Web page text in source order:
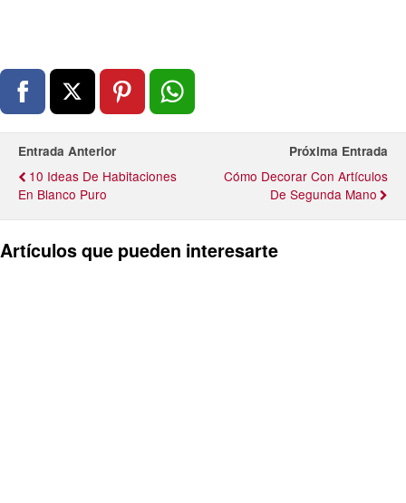
Entrada Anterior
10 Ideas De Habitaciones
En Blanco Puro
Próxima Entrada
Cómo Decorar Con Artículos
De Segunda Mano
Artículos que pueden interesarte